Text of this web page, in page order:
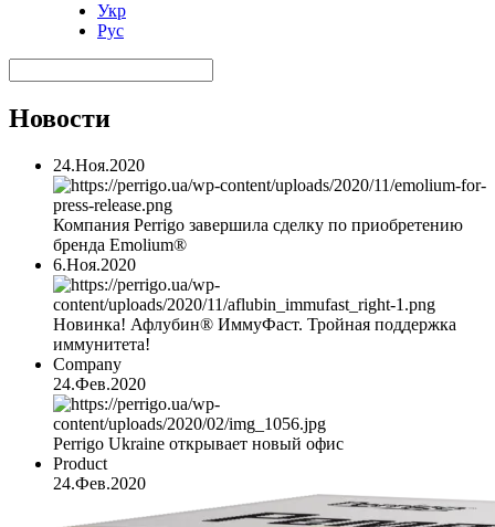
Укр
Рус
Новости
24.Ноя.2020
Компания Perrigo завершила сделку по приобретению
бренда Emolium®
6.Ноя.2020
Новинка! Афлубин® ИммуФаст. Тройная поддержка
иммунитета!
Company
24.Фев.2020
Perrigo Ukraine открывает новый офис
Product
24.Фев.2020